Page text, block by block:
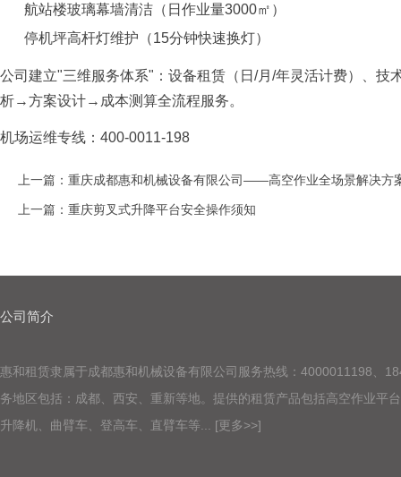
航站楼玻璃幕墙清洁（日作业量3000㎡）
停机坪高杆灯维护（15分钟快速换灯）
公司建立"三维服务体系"：设备租赁（日/月/年灵活计费）、
析→方案设计→成本测算全流程服务。
机场运维专线：400-0011-198
上一篇： 重庆成都惠和机械设备有限公司——高空作业全场景解决方
上一篇： 重庆剪叉式升降平台安全操作须知
公司简介
惠和租赁隶属于成都惠和机械设备有限公司服务热线：4000011198
务地区包括 ：成都、西安、重新等地。 提供的租赁产品包括高空作业平
升降机、曲臂车、登高车、直臂车等... [更多>>]